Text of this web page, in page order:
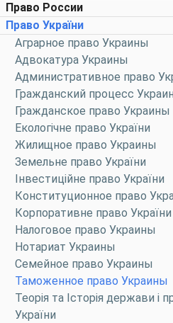
Право России
Право України
Аграрное право Украины
Адвокатура Украины
Административное право
Гражданский процесс
Гражданское право Украины
Екологічне право України
Жилищное право Украины
Земельне право України
Інвестиційне право України
Конституционное право
Корпоративне право України
Налоговое право Украины
Нотариат Украины
Семейное право Украины
Таможенное право Украины
Теорія та Історія держави і
України